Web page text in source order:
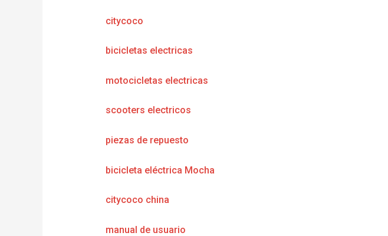
citycoco
bicicletas electricas
motocicletas electricas
scooters electricos
piezas de repuesto
bicicleta eléctrica Mocha
citycoco china
manual de usuario